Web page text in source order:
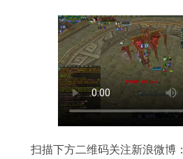
扫描下方二维码关注新浪微博：